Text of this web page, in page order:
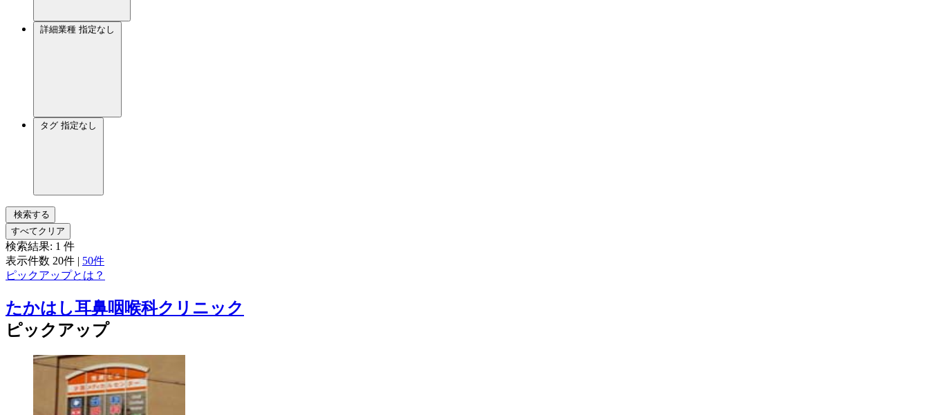
詳細業種 指定なし
タグ 指定なし
検索する
すべてクリア
検索結果: 1 件
表示件数 20件 | 50件
ピックアップとは？
たかはし耳鼻咽喉科クリニック
ピックアップ